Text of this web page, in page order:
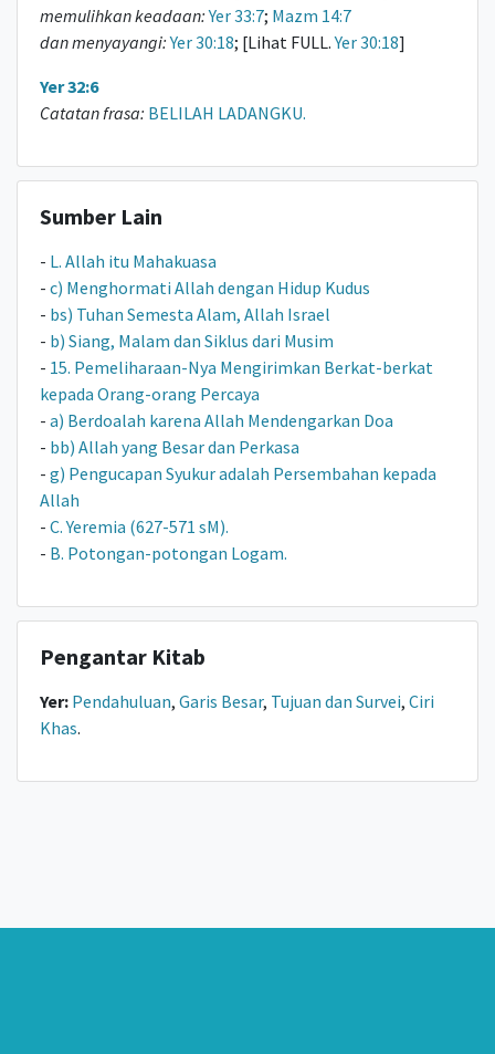
memulihkan keadaan: Yer 33:7; Mazm 14:7
dan menyayangi: Yer 30:18; [Lihat FULL.Yer 30:18]
Yer 32:6
Catatan frasa: BELILAH LADANGKU.
Sumber Lain
- L. Allah itu Mahakuasa
- c) Menghormati Allah dengan Hidup Kudus
- bs) Tuhan Semesta Alam, Allah Israel
- b) Siang, Malam dan Siklus dari Musim
- 15. Pemeliharaan-Nya Mengirimkan Berkat-berkat
kepada Orang-orang Percaya
- a) Berdoalah karena Allah Mendengarkan Doa
- bb) Allah yang Besar dan Perkasa
- g) Pengucapan Syukur adalah Persembahan kepada
Allah
- C. Yeremia (627-571 sM).
- B. Potongan-potongan Logam.
Pengantar Kitab
Yer: Pendahuluan, Garis Besar, Tujuan dan Survei, Ciri
Khas.